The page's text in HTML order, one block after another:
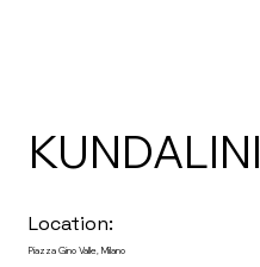
KUNDALINI
Location:
Piazza Gino Valle, Milano